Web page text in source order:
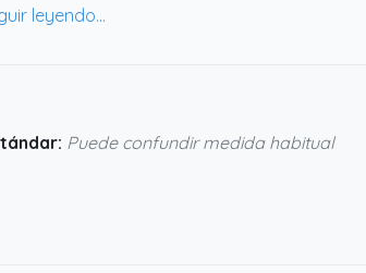
y el ancho de 28 cm cubre justo
Puede confundir medida habitual